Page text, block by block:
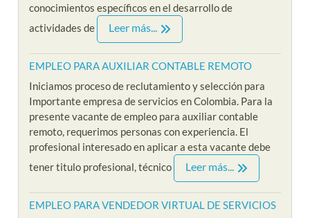
conocimientos específicos en el desarrollo de
actividades de
Leer más...
EMPLEO PARA AUXILIAR CONTABLE REMOTO
Iniciamos proceso de reclutamiento y selección para
Importante empresa de servicios en Colombia. Para la
presente vacante de empleo para auxiliar contable
remoto, requerimos personas con experiencia. El
profesional interesado en aplicar a esta vacante debe
tener titulo profesional, técnico
Leer más...
EMPLEO PARA VENDEDOR VIRTUAL DE SERVICIOS